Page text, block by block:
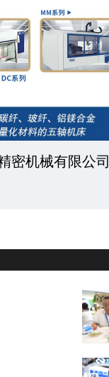
密机械有限公司